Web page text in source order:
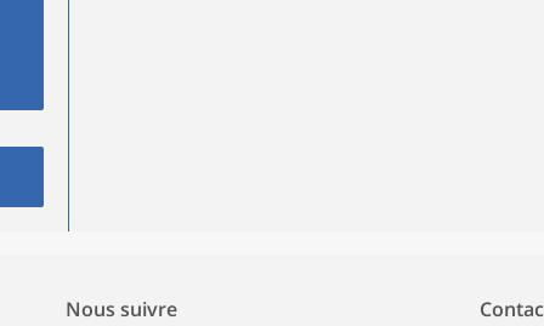
Nous suivre